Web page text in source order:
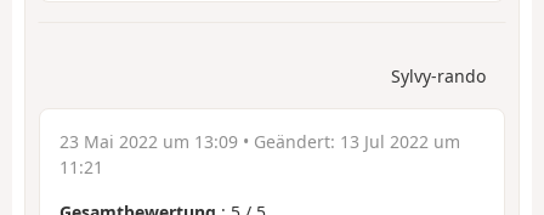
Sylvy-rando
23 Mai 2022 um 13:09 • Geändert: 13 Jul 2022 um
11:21